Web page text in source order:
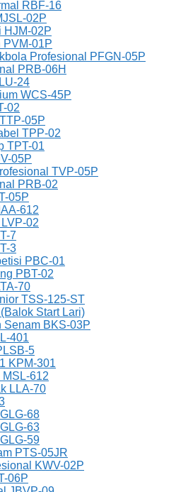
RBF-16
02P
HJM-02P
PVM-01P
Profesional PFGN-05P
PRB-06H
24
WCS-45P
02
05P
TPP-02
TPT-01
05P
TVP-05P
PRB-02
05P
612
02
7
3
PBC-01
PBT-02
70
TSS-125-ST
Start Lari)
Senam BKS-03P
401
5
KPM-301
MSL-612
LLA-70
68
63
59
PTS-05JR
KWV-02P
06P